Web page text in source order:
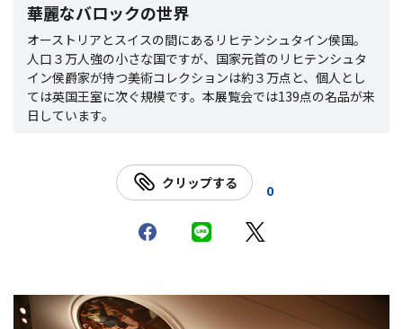
華麗なバロックの世界
オーストリアとスイスの間にあるリヒテンシュタイン侯国。
人口３万人強の小さな国ですが、国家元首のリヒテンシュタ
イン侯爵家が持つ美術コレクションは約３万点と、個人とし
ては英国王室に次ぐ規模です。本展覧会では139点の名品が来
日しています。
クリップする 0